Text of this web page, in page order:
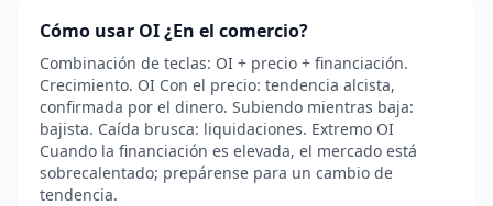
Cómo usar OI ¿En el comercio?
Combinación de teclas: OI + precio + financiación.
Crecimiento. OI Con el precio: tendencia alcista,
confirmada por el dinero. Subiendo mientras baja:
bajista. Caída brusca: liquidaciones. Extremo OI
Cuando la financiación es elevada, el mercado está
sobrecalentado; prepárense para un cambio de
tendencia.